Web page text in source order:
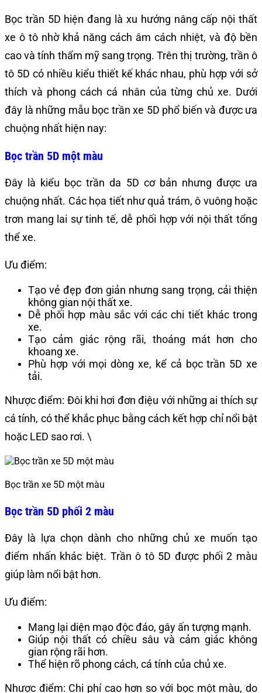
Bọc trần 5D hiện đang là xu hướng nâng cấp nội thất
xe ô tô nhờ khả năng cách âm cách nhiệt, và độ bền
cao và tính thẩm mỹ sang trọng. Trên thị trường, trần ô
tô 5D có nhiều kiểu thiết kế khác nhau, phù hợp với sở
thích và phong cách cá nhân của từng chủ xe. Dưới
đây là những mẫu bọc trần xe 5D phổ biến và được ưa
chuộng nhất hiện nay:
Bọc trần 5D một màu
Đây là kiểu bọc trần da 5D cơ bản nhưng được ưa
chuộng nhất. Các họa tiết như quả trám, ô vuông hoặc
trơn mang lai sự tinh tế, dễ phối hợp với nội thất tổng
thể xe.
Ưu điểm:
Tạo vẻ đẹp đơn giản nhưng sang trọng, cải thiện
không gian nội thất xe.
Dễ phối hợp màu sắc với các chi tiết khác trong
xe.
Tạo cảm giác rộng rãi, thoáng mát hơn cho
khoang xe.
Phù hợp với mọi dòng xe, kể cả bọc trần 5D xe
tải.
Nhược điểm: Đôi khi hơi đơn điệu với những ai thích sự
cá tính, có thể khắc phục bằng cách kết hợp chỉ nổi bật
hoặc LED sao rơi. \
Bọc trần xe 5D một màu
Bọc trần 5D phối 2 màu
Đây là lựa chọn dành cho những chủ xe muốn tạo
điểm nhấn khác biệt. Trần ô tô 5D được phối 2 màu
giúp làm nổi bật hơn.
Ưu điểm:
Mang lại diện mạo độc đáo, gây ấn tượng mạnh.
Giúp nội thất có chiều sâu và cảm giác không
gian rộng rãi hơn.
Thể hiện rõ phong cách, cá tính của chủ xe.
Nhược điểm: Chi phí cao hơn so với bọc một màu, do